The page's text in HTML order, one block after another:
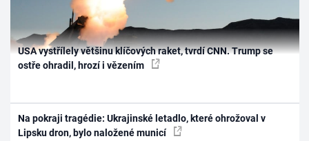
USA vystřílely většinu klíčových raket, tvrdí CNN. Trump se
ostře ohradil, hrozí i vězením
Na pokraji tragédie: Ukrajinské letadlo, které ohrožoval v
Lipsku dron, bylo naložené municí